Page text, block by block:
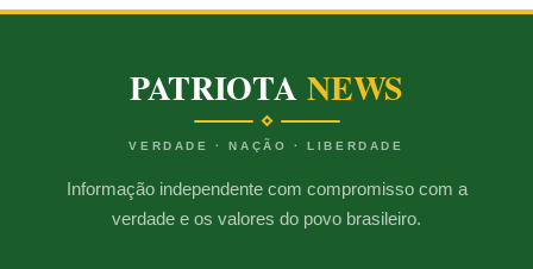
PATRIOTANEWS
VERDADE · NAÇÃO · LIBERDADE
Informação independente com compromisso com a
verdade e os valores do povo brasileiro.